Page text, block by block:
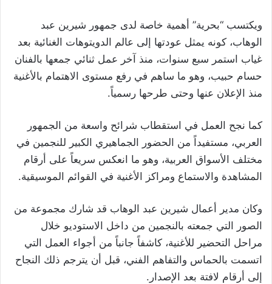
ويكتسب “بحرية” أهمية خاصة لدى جمهور شيرين عبد
الوهاب، كونه يمثل عودتها إلى عالم الدويتوهات الغنائية بعد
غياب استمر سبع سنوات، منذ آخر عمل ثنائي جمعها بالفنان
حسام حبيب، وهو ما ساهم في رفع مستوى الاهتمام بالأغنية
منذ الإعلان عنها وحتى طرحها رسمياً.
كما نجح العمل في استقطاب شرائح واسعة من الجمهور
العربي، مستفيداً من الحضور الجماهيري الكبير للنجمين في
مختلف الأسواق العربية، وهو ما انعكس سريعاً على أرقام
المشاهدة والاستماع ومراكز الأغنية في القوائم الموسيقية.
وكان مدير أعمال شيرين عبد الوهاب قد شارك مجموعة من
الصور التي جمعته بالنجمين من داخل الاستوديو خلال
مراحل التحضير للأغنية، كاشفاً جانباً من أجواء العمل التي
اتسمت بالحماس والتفاهم الفني، قبل أن يترجم ذلك النجاح
إلى أرقام لافتة بعد الإصدار.